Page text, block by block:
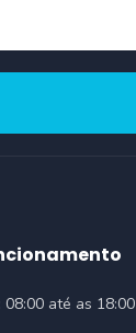
08:00 até as 18:00